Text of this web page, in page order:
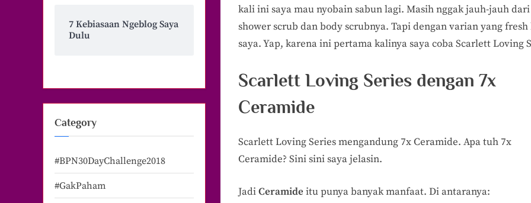
kali ini saya mau nyobain sabun lagi. Masih nggak jauh-jauh dari
shower scrub dan body scrubnya. Tapi dengan varian yang
saya. Yap, karena ini pertama kalinya saya coba Scarlett Loving
Scarlett Loving Series dengan 7x
Ceramide
Scarlett Loving Series mengandung 7x Ceramide. Apa tuh 7x
Ceramide? Sini sini saya jelasin.
JadiCeramide itu punya banyak manfaat. Di antaranya:
7 Kebiasaan Ngeblog Saya
Dulu
Category
#BPN30DayChallenge2018
#GakPaham